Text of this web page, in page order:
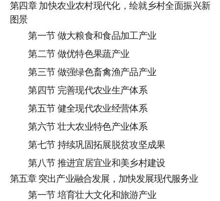
第四章 加快农业农村现代化，绘就乡村全面振兴新
图景
第一节 做大粮食和食品加工产业
第二节 做优特色果蔬产业
第三节 做强绿色畜禽渔产品产业
第四节 完善现代农业生产体系
第五节 健全现代农业经营体系
第六节 壮大农业特色产业体系
第七节 持续巩固拓展脱贫攻坚成果
第八节 推进宜居宜业和美乡村建设
第五章 突出产业融合发展，加快发展现代服务业
第一节 培育壮大文化和旅游产业